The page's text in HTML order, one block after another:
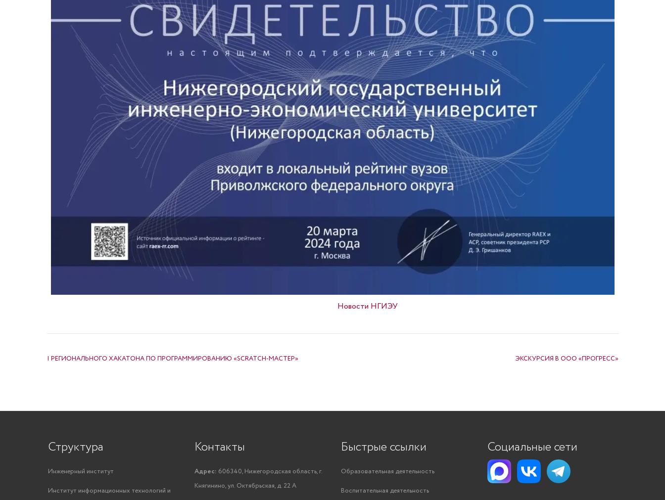
Новости НГИЭУ
I РЕГИОНАЛЬНОГО ХАКАТОНА ПО ПРОГРАММИРОВАНИЮ «SCRATCH-МАСТЕР» ЭКСКУРСИЯ В ООО «ПРОГРЕСС»
Структура
Инженерный институт
Институт информационных технологий и
Контакты
Адрес: 606340, Нижегородская область, г.
Княгинино, ул. Октябрьская, д. 22 А
Быстрые ссылки
Образовательная деятельность
Воспитательная деятельность
Социальные сети